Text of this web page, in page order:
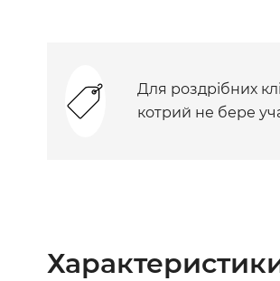
Для роздрібних
котрий не бере